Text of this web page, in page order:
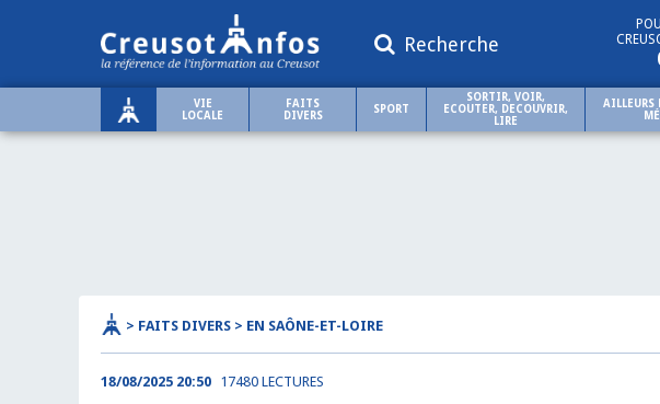
Recherche
VIE
LOCALE
FAITS
DIVERS
SPORT
SORTIR, VOIR,
ECOUTER, DECOUVRIR,
LIRE
AILLEURS
> FAITS DIVERS > EN SAÔNE-ET-LOIRE
18/08/2025 20:50 17480 LECTURES